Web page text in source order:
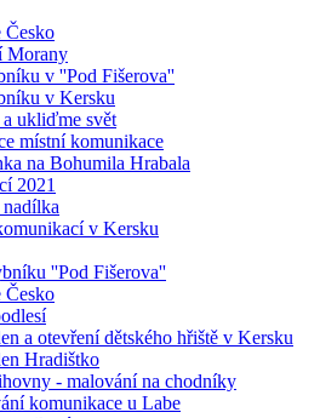
Morany
v ''Pod Fišerova''
v Kersku
ukliďme svět
místní komunikace
na Bohumila Hrabala
2021
nadílka
v Kersku
''Pod Fišerova''
a otevření dětského hřiště v Kersku
Hradištko
- malování na chodníky
komunikace u Labe